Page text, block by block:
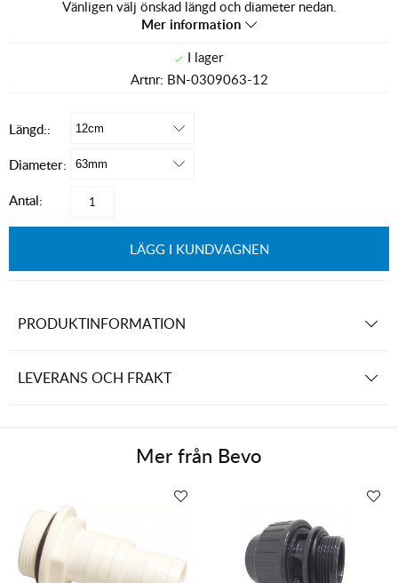
Vänligen välj önskad längd och diameter nedan.
Mer information
Artnr: BN-0309063-12
Längd::
Diameter:
Antal:
LÄGG I KUNDVAGNEN
PRODUKTINFORMATION
LEVERANS OCH FRAKT
Mer från Bevo